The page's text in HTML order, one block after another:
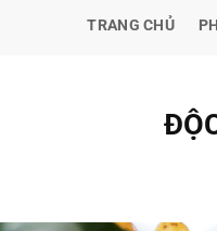
TRANG CHỦ